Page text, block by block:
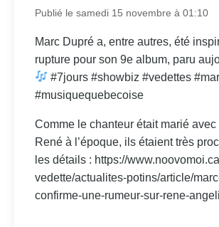
Publié le samedi 15 novembre à 01:10
Marc Dupré a, entre autres, été
rupture pour son 9e album, paru
#7jours #showbiz #vedettes
#musiquequebecoise
Comme le chanteur était marié
René à l’époque, ils étaient très
les détails : https://
vedette/actualites-potins/article/
confirme-une-rumeur-sur-rene-